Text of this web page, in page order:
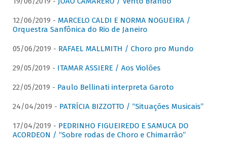
12/06/2019 - MARCELO CALDI E NORMA NOGUEIRA /
Orquestra Sanfônica do Rio de Janeiro
05/06/2019 - RAFAEL MALLMITH / Choro pro Mundo
29/05/2019 - ITAMAR ASSIERE / Aos Violões
22/05/2019 - Paulo Bellinati interpreta Garoto
24/04/2019 - PATRÍCIA BIZZOTTO / “Situações Musicais”
17/04/2019 - PEDRINHO FIGUEIREDO E SAMUCA DO
ACORDEON / “Sobre rodas de Choro e Chimarrão”